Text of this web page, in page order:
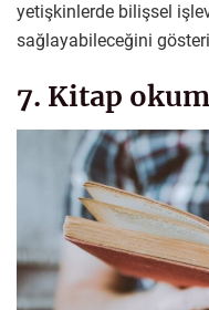
yetişkinlerde bilişsel
sağlayabileceğini
7. Kitap